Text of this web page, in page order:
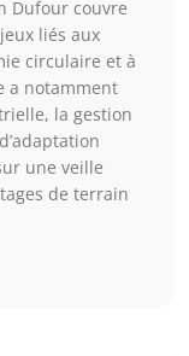
Dufour couvre
liés aux
circulaire et à
a notamment
la gestion
une veille
de terrain